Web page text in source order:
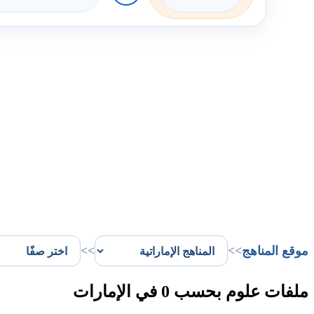
موقع المناهج>>
>>
ملفات علوم بحسب 0 في الإمارات